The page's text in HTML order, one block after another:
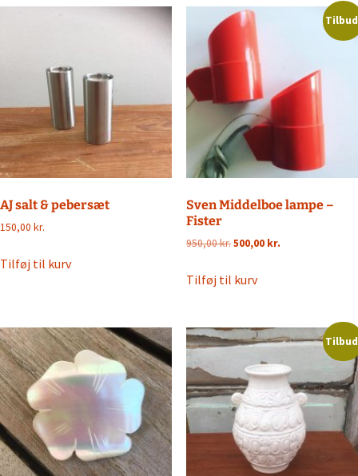
AJ salt & pebersæt
150,00 kr.
Tilføj til kurv
Sven Middelboe lampe –
Fister
950,00kr.Den
pris
500,00 kr.Den
Tilføj til kurv